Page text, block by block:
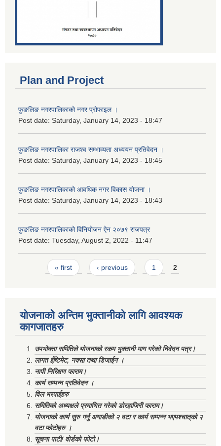
Plan and Project
फुङलिङ नगरपालिकाको नगर प्रोफाइल ।
Post date: Saturday, January 14, 2023 - 18:47
फुङलिङ नगरपालिका राजश्व सम्भाव्यता अध्ययन प्रतिवेदन ।
Post date: Saturday, January 14, 2023 - 18:45
फुङलिङ नगरपालिकाको आवधिक नगर विकास योजना ।
Post date: Saturday, January 14, 2023 - 18:43
फुङलिङ नगरपालिकाको विनियोजन ऐन २०७९ राजपत्र
Post date: Tuesday, August 2, 2022 - 11:47
Pages« first ‹ previous 1 2
योजनाको अन्तिम भुक्तानीको लागि आवश्यक
कागजातहरु
उपभोक्ता समितिले योजनाको रकम भुक्तानी माग गरेको निवेदन पत्र।
लागत ईष्टिमेट, नक्सा तथा डिजाईन ।
नापी निरिक्षण फाराम।
कार्य सम्पन्न प्रतिवेदन ।
विल भरपाईहरु
समितिको अध्यक्षले प्रमाणित गरेको डोरहाजिरी फाराम।
योजनाको कार्य सुरु गर्नु अगाडीको २ वटा र कार्य सम्पन्न भएपश्चात्‌को २
वटा फोटोहरु ।
सूचना पाटी/ वोर्डको फोटो।